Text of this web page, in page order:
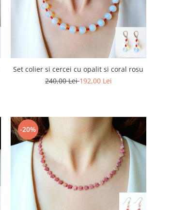
Set colier si cercei cu opalit si coral rosu
240,00 Lei192,00 Lei
-20%